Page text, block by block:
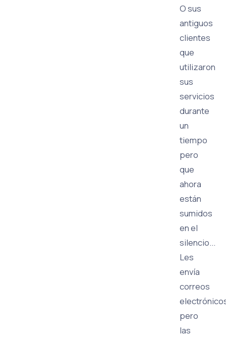
O sus
antiguos
clientes
que
utilizaron
sus
servicios
durante
un
tiempo
pero
que
ahora
están
sumidos
en el
silencio...
Les
envía
correos
pero
las